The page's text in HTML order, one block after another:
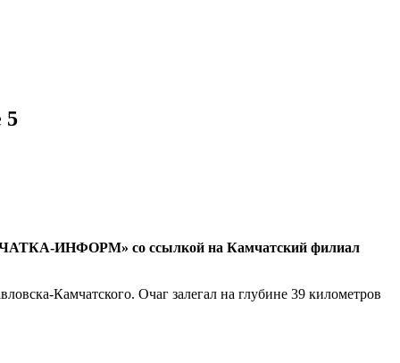
5
ИНФОРМ» со ссылкой на Камчатский филиал
Камчатского. Очаг залегал на глубине 39 километров